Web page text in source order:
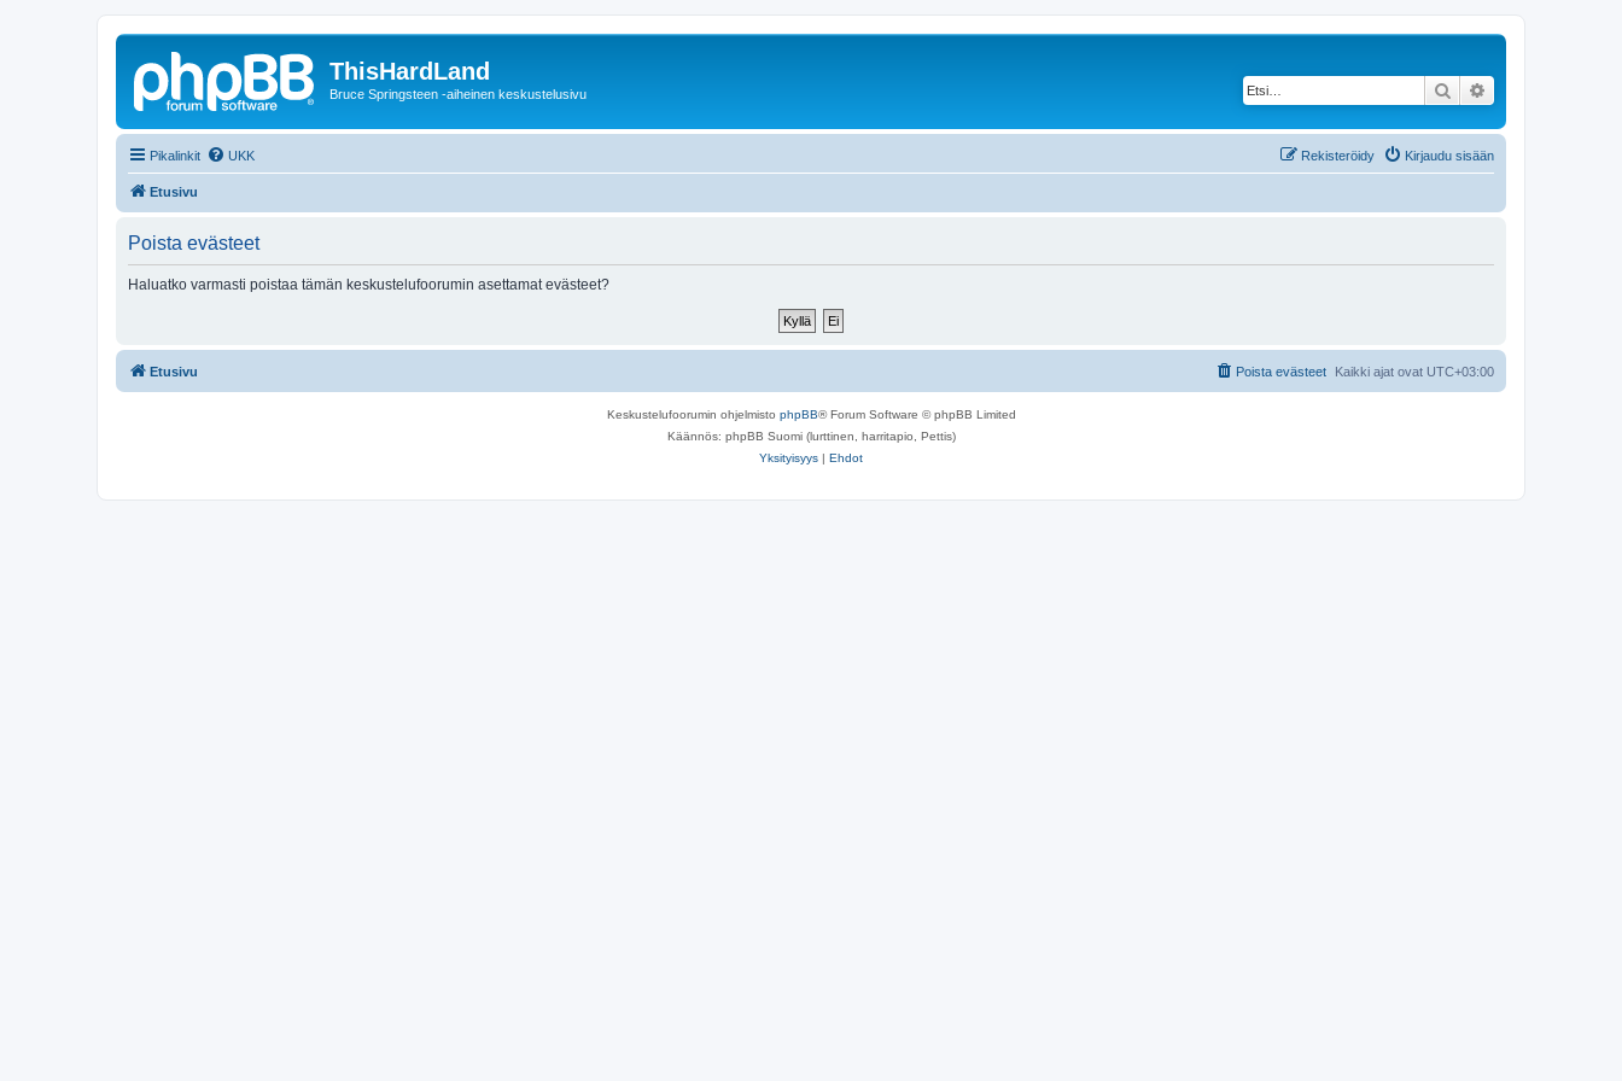
ThisHardLand
Bruce Springsteen -aiheinen keskustelusivu Etsi
Pikalinkit UKK Kirjaudu sisään
Rekisteröidy
Etusivu
Poista evästeet
Haluatko varmasti poistaa tämän keskustelufoorumin asettamat evästeet?
Etusivu Kaikki ajat ovat UTC+03:00
Poista evästeet
Keskustelufoorumin ohjelmisto phpBB® Forum Software © phpBB Limited
Käännös: phpBB Suomi (lurttinen, harritapio, Pettis)
Yksityisyys | Ehdot